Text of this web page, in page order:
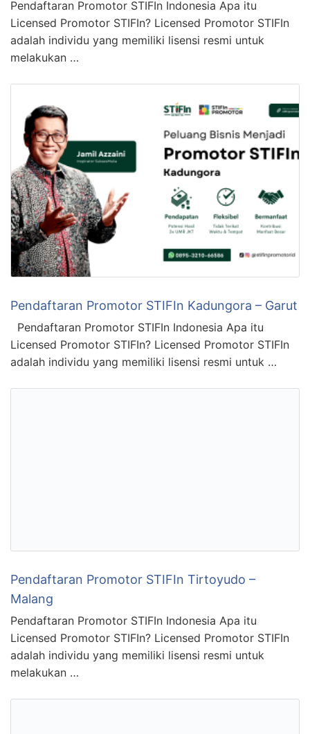
Pendaftaran Promotor STIFIn Indonesia Apa itu
Licensed Promotor STIFIn? Licensed Promotor STIFIn
adalah individu yang memiliki lisensi resmi untuk
melakukan …
Pendaftaran Promotor STIFIn Kadungora – Garut
Pendaftaran Promotor STIFIn Indonesia Apa itu
Licensed Promotor STIFIn? Licensed Promotor STIFIn
adalah individu yang memiliki lisensi resmi untuk …
Pendaftaran Promotor STIFIn Tirtoyudo –
Malang
Pendaftaran Promotor STIFIn Indonesia Apa itu
Licensed Promotor STIFIn? Licensed Promotor STIFIn
adalah individu yang memiliki lisensi resmi untuk
melakukan …